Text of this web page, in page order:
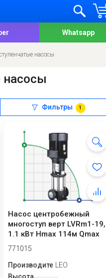
Whatsapp
насосы
насосы
Фильтры 1
Насос центробежный
многоступ верт LVRm1-19,
1.1 кВт Hmax 114м Qmax
40л/мин не...
771015
ПроизводительLEO